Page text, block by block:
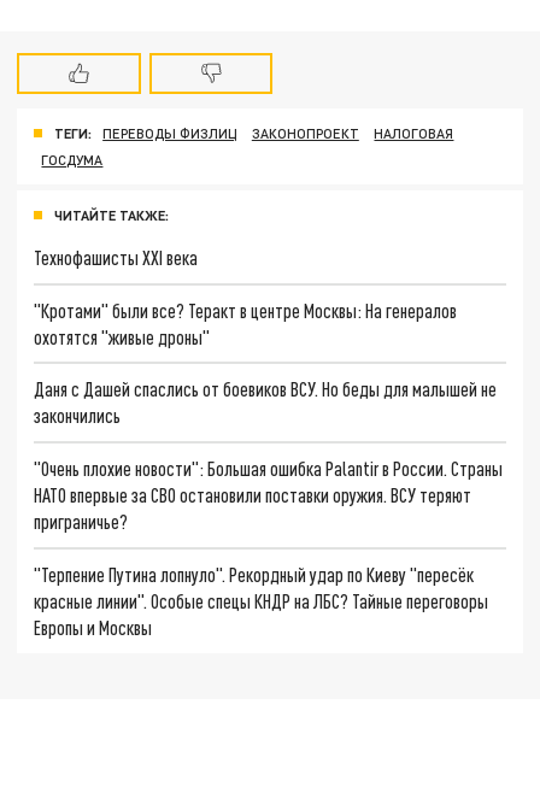
ТЕГИ: ПЕРЕВОДЫ ФИЗЛИЦ ЗАКОНОПРОЕКТ
НАЛОГОВАЯ
ГОСДУМА
ЧИТАЙТЕ ТАКЖЕ:
Технофашисты XXI века
"Кротами" были все? Теракт в центре Москвы: На генералов
охотятся "живые дроны"
Даня с Дашей спаслись от боевиков ВСУ. Но беды для малышей не
закончились
"Очень плохие новости": Большая ошибка Palantir в России. Страны
НАТО впервые за СВО остановили поставки оружия. ВСУ теряют
приграничье?
"Терпение Путина лопнуло". Рекордный удар по Киеву "пересёк
красные линии". Особые спецы КНДР на ЛБС? Тайные переговоры
Европы и Москвы